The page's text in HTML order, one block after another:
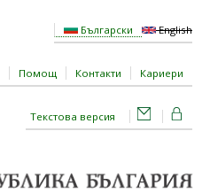
Български English
Помощ Контакти Кариери
Текстова версия